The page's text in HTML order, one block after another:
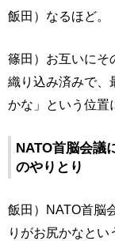
飯田）なるほど。
篠田）お互いにそ
織り込み済みで、
かな」という位置
NATO首脳会議
のやりとり
飯田）NATO首脳
りがお尻かなとい